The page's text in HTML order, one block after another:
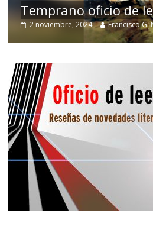
Temprano oficio de
2 noviembre, 2024 Francisco G.